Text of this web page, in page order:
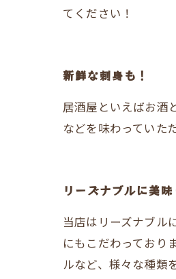
てください！
新鮮な刺身も！
居酒屋といえばお酒
などを味わっていた
リーズナブルに美味
当店はリーズナブル
にもこだわっており
ルなど、様々な種類